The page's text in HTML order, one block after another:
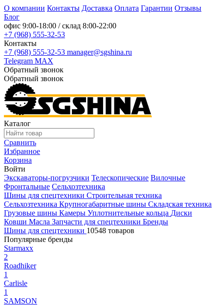
О компании Контакты Доставка Оплата Гарантии Отзывы
Блог
офис 9:00-18:00 / склад 8:00-22:00
+7 (968) 555-32-53
Контакты
+7 (968) 555-32-53 manager@sgshina.ru
Telegram MAX
Обратный звонок
Обратный звонок
Каталог
Сравнить
Избранное
Корзина
Войти
Экскаваторы-погрузчики Телескопические Вилочные
Фронтальные Сельхозтехника
Шины для спецтехники Строительная техника
Сельхозтехника Крупногабаритные шины Складская техника
Грузовые шины Камеры Уплотнительные кольца Диски
Ковши Масла Запчасти для спецтехники Бренды
Шины для спецтехники 10548 товаров
Популярные бренды
Starmaxx
2
Roadhiker
1
Carlisle
1
SAMSON